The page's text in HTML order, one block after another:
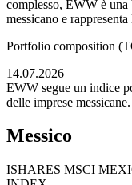
complesso, EWW è
messicano e
Portfolio composition
14.07.2026
EWW segue un indice
delle imprese messicane.
Messico
ISHARES MSCI